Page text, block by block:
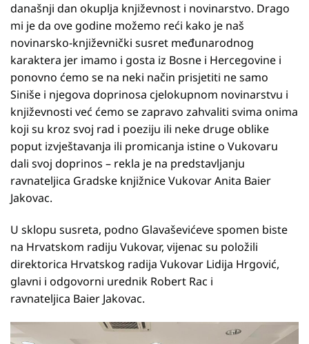
današnji dan okuplja književnost i novinarstvo. Drago
mi je da ove godine možemo reći kako je naš
novinarsko-književnički susret međunarodnog
karaktera jer imamo i gosta iz Bosne i Hercegovine i
ponovno ćemo se na neki način prisjetiti ne samo
Siniše i njegova doprinosa cjelokupnom novinarstvu i
književnosti već ćemo se zapravo zahvaliti svima onima
koji su kroz svoj rad i poeziju ili neke druge oblike
poput izvještavanja ili promicanja istine o Vukovaru
dali svoj doprinos – rekla je na predstavljanju
ravnateljica Gradske knjižnice Vukovar Anita Baier
Jakovac.
U sklopu susreta, podno Glavaševićeve spomen biste
na Hrvatskom radiju Vukovar, vijenac su položili
direktorica Hrvatskog radija Vukovar Lidija Hrgović,
glavni i odgovorni urednik Robert Rac i
ravnateljica Baier Jakovac.